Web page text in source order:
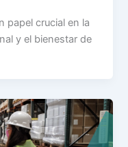
papel crucial en la
y el bienestar de